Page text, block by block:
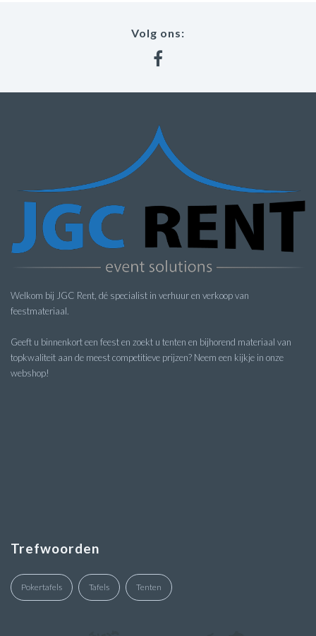
Volg ons:
Welkom bij JGC Rent, dé specialist in verhuur en verkoop van
feestmateriaal.
Geeft u binnenkort een feest en zoekt u tenten en bijhorend materiaal van
topkwaliteit aan de meest competitieve prijzen? Neem een kijkje in onze
webshop!
Trefwoorden
Pokertafels Tafels Tenten